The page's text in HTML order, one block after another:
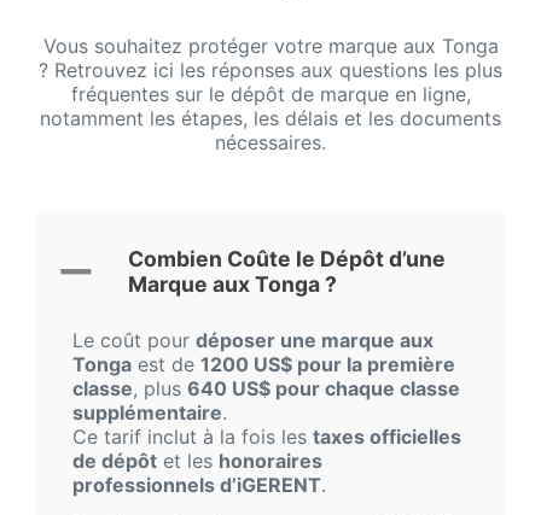
Vous souhaitez protéger votre marque aux Tonga
? Retrouvez ici les réponses aux questions les plus
fréquentes sur le dépôt de marque en ligne,
notamment les étapes, les délais et les documents
nécessaires.
Combien Coûte le Dépôt d’une
Marque aux Tonga ?
Le coût pour déposer une marque aux
Tonga est de 1200 US$ pour la première
classe, plus 640 US$ pour chaque classe
supplémentaire.
Ce tarif inclut à la fois les taxes officielles
de dépôt et les honoraires
professionnels d’iGERENT.